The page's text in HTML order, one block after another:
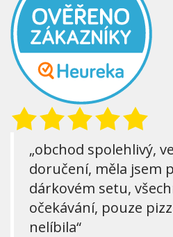
„obchod spolehlivý,
doručení, měla jsem
dárkovém setu,
očekávání, pouze
nelíbila“